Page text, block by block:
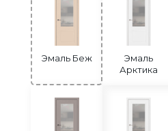
Эмаль Беж
Эмаль
Арктика